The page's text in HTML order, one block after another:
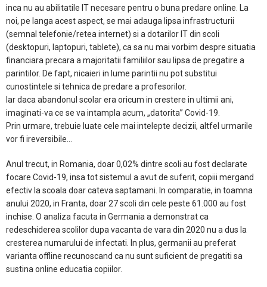
inca nu au abilitatile IT necesare pentru o buna predare online. La
noi, pe langa acest aspect, se mai adauga lipsa infrastructurii
(semnal telefonie/retea internet) si a dotarilor IT din scoli
(desktopuri, laptopuri, tablete), ca sa nu mai vorbim despre situatia
financiara precara a majoritatii familiilor sau lipsa de pregatire a
parintilor. De fapt, nicaieri in lume parintii nu pot substitui
cunostintele si tehnica de predare a profesorilor.
Iar daca abandonul scolar era oricum in crestere in ultimii ani,
imaginati-va ce se va intampla acum, „datorita” Covid-19.
Prin urmare, trebuie luate cele mai intelepte decizii, altfel urmarile
vor fi ireversibile...
Anul trecut, in Romania, doar 0,02% dintre scoli au fost declarate
focare Covid-19, insa tot sistemul a avut de suferit, copiii mergand
efectiv la scoala doar cateva saptamani. In comparatie, in toamna
anului 2020, in Franta, doar 27 scoli din cele peste 61.000 au fost
inchise. O analiza facuta in Germania a demonstrat ca
redeschiderea scolilor dupa vacanta de vara din 2020 nu a dus la
cresterea numarului de infectati. In plus, germanii au preferat
varianta offline recunoscand ca nu sunt suficient de pregatiti sa
sustina online educatia copiilor.